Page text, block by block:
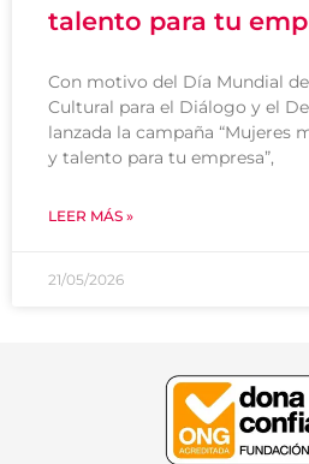
talento para tu
Con motivo del Día Mundial
Cultural para el Diálogo y el
lanzada la campaña “Mujeres
y talento para tu empresa”,
LEER MÁS »
21/05/2026